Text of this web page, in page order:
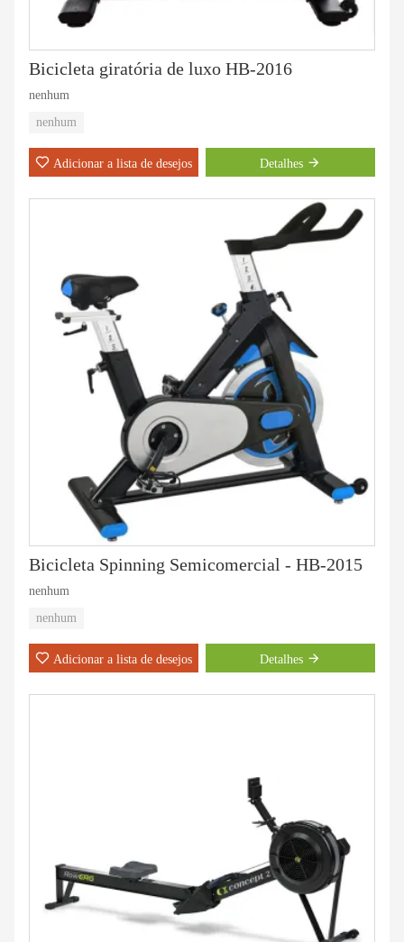
Bicicleta giratória de luxo HB-2016
nenhum
nenhum
Adicionar a lista de desejos Detalhes
Bicicleta Spinning Semicomercial - HB-2015
nenhum
nenhum
Adicionar a lista de desejos Detalhes